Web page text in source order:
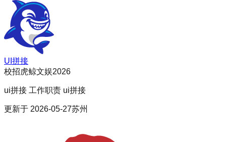
UI拼接
校招虎鲸文娱2026
ui拼接 工作职责 ui拼接
更新于 2026-05-27苏州